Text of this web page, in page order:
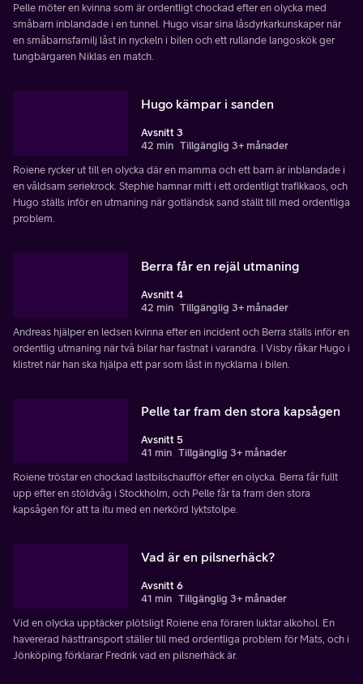
Pelle möter en kvinna som är ordentligt chockad efter en olycka med
småbarn inblandade i en tunnel. Hugo visar sina låsdyrkarkunskaper när
en småbarnsfamilj låst in nyckeln i bilen och ett rullande langoskök ger
tungbärgaren Niklas en match.
Hugo kämpar i sanden
Avsnitt 3
42 min Tillgänglig 3+ månader
Roiene rycker ut till en olycka där en mamma och ett barn är inblandade i
en våldsam seriekrock. Stephie hamnar mitt i ett ordentligt trafikkaos, och
Hugo ställs inför en utmaning när gotländsk sand ställt till med ordentliga
problem.
Berra får en rejäl utmaning
Avsnitt 4
42 min Tillgänglig 3+ månader
Andreas hjälper en ledsen kvinna efter en incident och Berra ställs inför en
ordentlig utmaning när två bilar har fastnat i varandra. I Visby råkar Hugo i
klistret när han ska hjälpa ett par som låst in nycklarna i bilen.
Pelle tar fram den stora kapsågen
Avsnitt 5
41 min Tillgänglig 3+ månader
Roiene tröstar en chockad lastbilschaufför efter en olycka. Berra får fullt
upp efter en stöldvåg i Stockholm, och Pelle får ta fram den stora
kapsågen för att ta itu med en nerkörd lyktstolpe.
Vad är en pilsnerhäck?
Avsnitt 6
41 min Tillgänglig 3+ månader
Vid en olycka upptäcker plötsligt Roiene ena föraren luktar alkohol. En
havererad hästtransport ställer till med ordentliga problem för Mats, och i
Jönköping förklarar Fredrik vad en pilsnerhäck är.